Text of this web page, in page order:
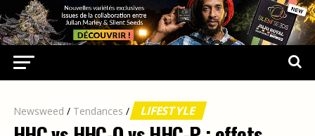
Newsweed / Tendances / LIFESTYLE